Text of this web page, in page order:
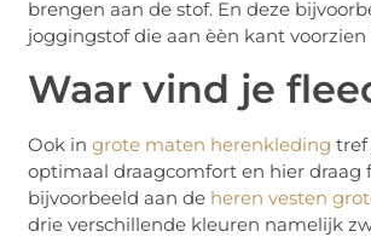
brengen aan de stof. En deze
joggingstof die aan èèn kant
Waar vind je
Ook in grote maten herenkleding tref
optimaal draagcomfort en hier draag
bijvoorbeeld aan de heren vesten
drie verschillende kleuren namelijk